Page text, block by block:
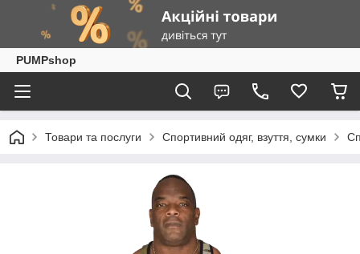
PUMPshop
Товари та послуги Спортивний одяг, взуття, сумки